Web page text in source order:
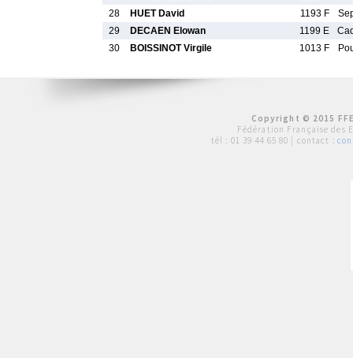
28
HUET David 1193 F
29
DECAEN Elowan 1199 E
30
BOISSINOT Virgile 1013 F
Copyright © 2015
Fédération Française des
tél : 01 39 44 65 80 | contact :